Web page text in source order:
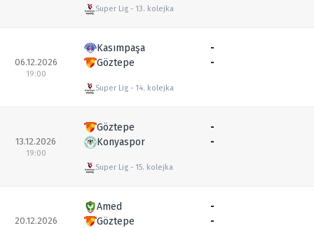
Super Lig 13. kolejka
06.12.2026
19:00
Kasımpaşa
Göztepe
Super Lig 14. kolejka
-
-
13.12.2026
19:00
Göztepe
Konyaspor
Super Lig 15. kolejka
-
-
20.12.2026
Amed
Göztepe
-
-